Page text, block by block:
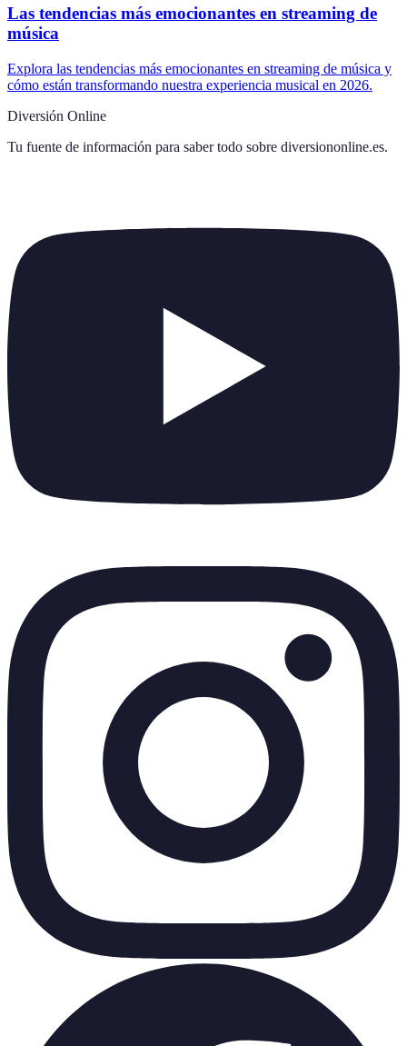
Las tendencias más emocionantes en streaming de
música
Explora las tendencias más emocionantes en streaming de música y
cómo están transformando nuestra experiencia musical en 2026.
Diversión Online
Tu fuente de información para saber todo sobre diversiononline.es.